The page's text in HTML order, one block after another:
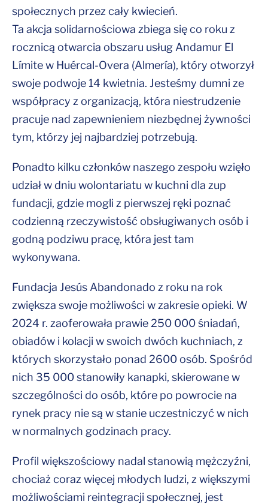
społecznych przez cały kwiecień.
Ta akcja solidarnościowa zbiega się co roku z
rocznicą otwarcia obszaru usług Andamur El
Límite w Huércal-Overa (Almería), który otworzył
swoje podwoje 14 kwietnia. Jesteśmy dumni ze
współpracy z organizacją, która niestrudzenie
pracuje nad zapewnieniem niezbędnej żywności
tym, którzy jej najbardziej potrzebują.
Ponadto kilku członków naszego zespołu wzięło
udział w dniu wolontariatu w kuchni dla zup
fundacji, gdzie mogli z pierwszej ręki poznać
codzienną rzeczywistość obsługiwanych osób i
godną podziwu pracę, która jest tam
wykonywana.
Fundacja Jesús Abandonado z roku na rok
zwiększa swoje możliwości w zakresie opieki. W
2024 r. zaoferowała prawie 250 000 śniadań,
obiadów i kolacji w swoich dwóch kuchniach, z
których skorzystało ponad 2600 osób. Spośród
nich 35 000 stanowiły kanapki, skierowane w
szczególności do osób, które po powrocie na
rynek pracy nie są w stanie uczestniczyć w nich
w normalnych godzinach pracy.
Profil większościowy nadal stanowią mężczyźni,
chociaż coraz więcej młodych ludzi, z większymi
możliwościami reintegracji społecznej, jest